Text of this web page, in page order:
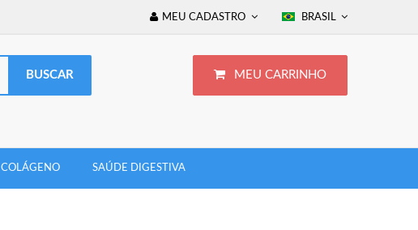
BRASIL
MEU CADASTRO
MEU CARRINHO
COLÁGENO SAÚDE DIGESTIVA